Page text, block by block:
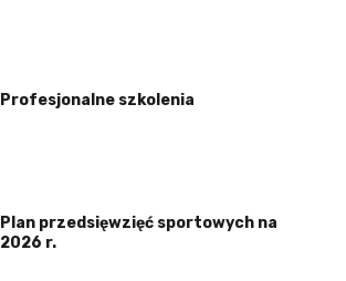
Profesjonalne szkolenia
Plan przedsięwzięć sportowych na
2026 r.